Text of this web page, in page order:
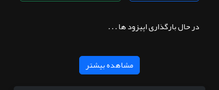
در حال بارگذاری اپیزود ها . . .
مشاهده بیشتر